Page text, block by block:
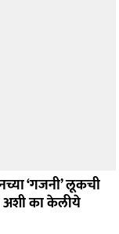
‘गजनी’ लूकची
अशी का केलीये